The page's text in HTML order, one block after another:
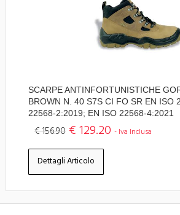
SCARPE ANTINFORTUNISTICHE
BROWN N. 40 S7S CI FO SR EN ISO
22568-2:2019; EN ISO 22568-4:2021
€ 156.90 € 129.20 - Iva Inclusa
Dettagli Articolo